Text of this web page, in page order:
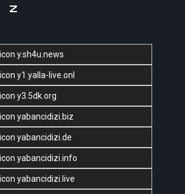
Z
y.sh4u.news
y1.yalla-live.onl
y3.5dk.org
yabancidizi.biz
yabancidizi.de
yabancidizi.info
yabancidizi.live